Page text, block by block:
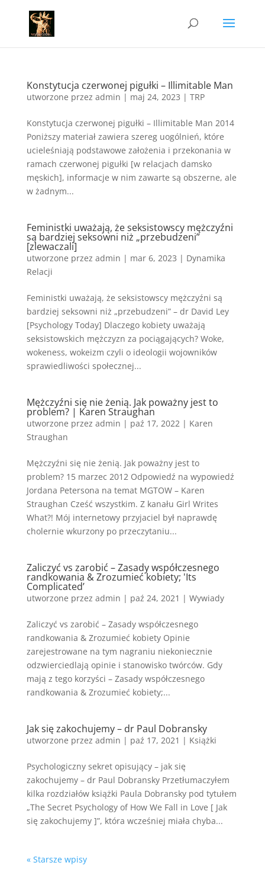
Konstytucja czerwonej pigułki – Illimitable Man
utworzone przez admin | maj 24, 2023 | TRP
Konstytucja czerwonej pigułki – Illimitable Man 2014
Poniższy materiał zawiera szereg uogólnień, które
ucieleśniają podstawowe założenia i przekonania w
ramach czerwonej pigułki [w relacjach damsko
męskich], informacje w nim zawarte są obszerne, ale
w żadnym...
Feministki uważają, że seksistowscy mężczyźni
są bardziej seksowni niż „przebudzeni”
[zlewaczali]
utworzone przez admin | mar 6, 2023 | Dynamika
Relacji
Feministki uważają, że seksistowscy mężczyźni są
bardziej seksowni niż „przebudzeni” – dr David Ley
[Psychology Today] Dlaczego kobiety uważają
seksistowskich mężczyzn za pociągających? Woke,
wokeness, wokeizm czyli o ideologii wojowników
sprawiedliwości społecznej...
Mężczyźni się nie żenią. Jak poważny jest to
problem? | Karen Straughan
utworzone przez admin | paź 17, 2022| Karen
Straughan
Mężczyźni się nie żenią. Jak poważny jest to
problem? 15 marzec 2012 Odpowiedź na wypowiedź
Jordana Petersona na temat MGTOW – Karen
Straughan Cześć wszystkim. Z kanału Girl Writes
What?! Mój internetowy przyjaciel był naprawdę
cholernie wkurzony po przeczytaniu...
Zaliczyć vs zarobić – Zasady współczesnego
randkowania & Zrozumieć kobiety; 'Its
Complicated’
utworzone przez admin | paź 24, 2021 | Wywiady
Zaliczyć vs zarobić – Zasady współczesnego
randkowania & Zrozumieć kobiety Opinie
zarejestrowane na tym nagraniu niekoniecznie
odzwierciedlają opinie i stanowisko twórców. Gdy
mają z tego korzyści – Zasady współczesnego
randkowania & Zrozumieć kobiety;...
Jak się zakochujemy – dr Paul Dobransky
utworzone przez admin | paź 17, 2021 | Książki
Psychologiczny sekret opisujący – jak się
zakochujemy – dr Paul Dobransky Przetłumaczyłem
kilka rozdziałów książki Paula Dobransky pod tytułem
„The Secret Psychology of How We Fall in Love [ Jak
się zakochujemy ]”, która wcześniej miała chyba...
« Starsze wpisy